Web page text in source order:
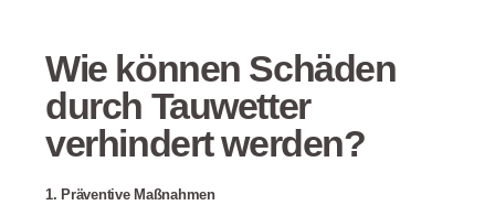
Wie können Schäden
durch Tauwetter
verhindert werden?
1. Präventive Maßnahmen